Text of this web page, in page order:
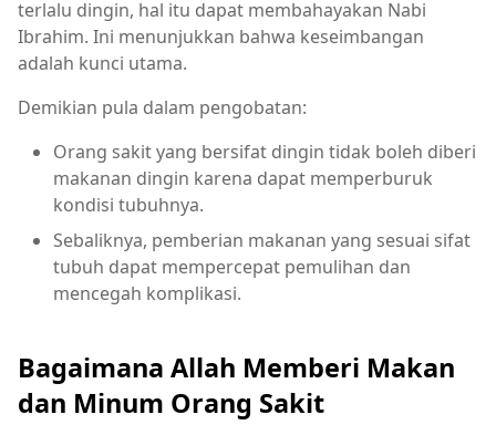
terlalu dingin, hal itu dapat membahayakan Nabi
Ibrahim. Ini menunjukkan bahwa keseimbangan
adalah kunci utama.
Demikian pula dalam pengobatan:
Orang sakit yang bersifat dingin tidak boleh diberi
makanan dingin karena dapat memperburuk
kondisi tubuhnya.
Sebaliknya, pemberian makanan yang sesuai sifat
tubuh dapat mempercepat pemulihan dan
mencegah komplikasi.
Bagaimana Allah Memberi Makan
dan Minum Orang Sakit